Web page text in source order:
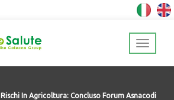
Rischi In Agricoltura: Concluso Forum Asnacodi